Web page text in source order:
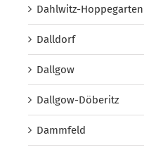
Dahlwitz-Hoppegarten
Dalldorf
Dallgow
Dallgow-Döberitz
Dammfeld